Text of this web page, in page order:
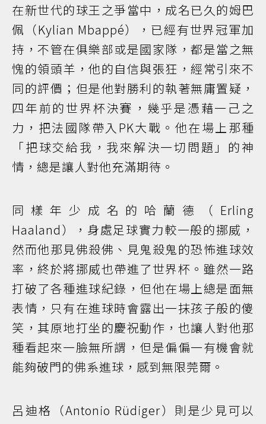
在新世代的球王之爭當中，成名已久的姆巴
佩（Kylian Mbappé），已經有世界冠軍加
持，不管在俱樂部或是國家隊，都是當之無
愧的領頭羊，他的自信與張狂，經常引來不
同的評價；但是他對勝利的執著無庸置疑，
四年前的世界杯決賽，幾乎是憑藉一己之
力，把法國隊帶入PK大戰。他在場上那種
「把球交給我，我來解決一切問題」的神
情，總是讓人對他充滿期待。
同樣年少成名的哈蘭德（Erling
Haaland），身處足球實力較一般的挪威，
然而他那見佛殺佛、見鬼殺鬼的恐怖進球效
率，終於將挪威也帶進了世界杯。雖然一路
打破了各種進球紀錄，但他在場上總是面無
表情，只有在進球時會露出一抹孩子般的傻
笑，其原地打坐的慶祝動作，也讓人對他那
種看起來一臉無所謂，但是偏偏一有機會就
能夠破門的佛系進球，感到無限莞爾。
呂迪格（Antonio Rüdiger）則是少見可以